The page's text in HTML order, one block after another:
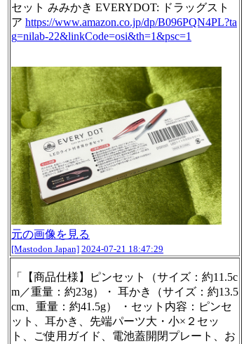
セット みみかき EVERYDOT: ドラッグスト
ア https://www.amazon.co.jp/dp/B096PQN4PL?ta
g=nilab-22&linkCode=osi&th=1&psc=1
元の画像を見る
[Mastodon Japan] 2024-07-21 18:47:29
「【商品仕様】ピンセット（サイズ：約11.5c
m／重量：約23g）・ 耳かき（サイズ：約13.5
cm、重量：約41.5g） ・セット内容：ピンセ
ット、耳かき、先端パーツ大・小×２セッ
ト、ご使用ガイド、電池蓋開閉プレート、お